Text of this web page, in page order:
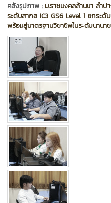
คลังรูปภาพ : ม.ราชมงคลล้านนา ลำ
ระดับสากล IC3 GS6 Level 1 ยกระดั
พร้อมสู่มาตรฐานวิชาชีพในระดับนานา